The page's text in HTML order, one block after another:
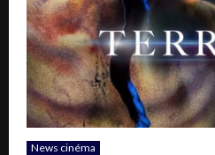
News cinéma